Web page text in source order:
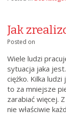
Jak
Posted on
Wiele ludzi
sytuacja jaka
ciężko. Kilka
to za mniejsze
zarabiać więcej.
nie właściwie